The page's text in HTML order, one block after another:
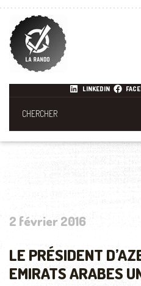
LINKEDIN
2 février 2016
LE PRÉSIDENT
EMIRATS ARABES